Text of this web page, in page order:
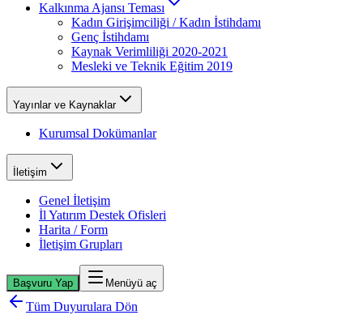
Kalkınma Ajansı Teması
Kadın Girişimciliği / Kadın İstihdamı
Genç İstihdamı
Kaynak Verimliliği 2020-2021
Mesleki ve Teknik Eğitim 2019
Yayınlar ve Kaynaklar
Kurumsal Dokümanlar
İletişim
Genel İletişim
İl Yatırım Destek Ofisleri
Harita / Form
İletişim Grupları
Başvuru Yap Menüyü aç
Tüm Duyurulara Dön